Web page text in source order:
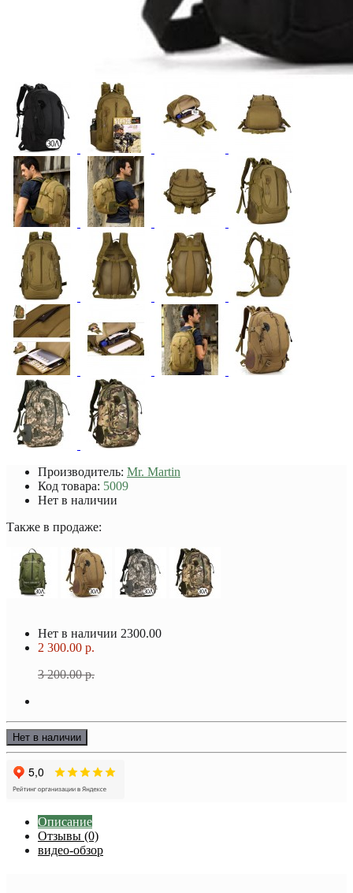
Производитель: Mr. Martin
Код товара: 5009
Нет в наличии
Также в продаже:
Нет в наличии 2300.00
2 300.00 р.
3 200.00 р.
Нет в наличии
Описание
Отзывы (0)
видео-обзор